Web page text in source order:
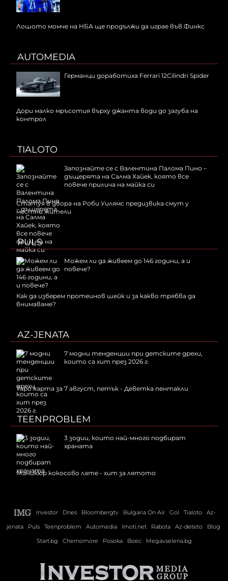
Лошото момче на НБА ще продължи да играе във Финкс
AUTOMEDIA
Германци доработиха Ferrari 12Cilindri Spider
Дори малко мръсотия върху джанта води до загуба на
контрол
TIALOTO
Запознайте се с Валентина Палома Пино –
дъщерята на Салма Хайек, която все
повече прилича на майка си
Статуя в двора на Роби Уилямс предизвика смут у
местни жители
PULS
Можем ли да живеем до 146 години, а и
повече?
Как да изберем протеинов шейк и за какво трябва да
внимаваме?
AZ-JENATA
7 модни тенденции при детските дрехи,
които са хит през 2026 г.
Таро карта за 7 август, петък - Деветка пентакли
TEENPROBLEM
3 зодии, които най-много подбират
храната
Маникюр кокосово лате - хит за лятото
Investor Dnes Bloombergtv Bulgaria On Air Gol Tialoto
Az-
jenata
Puls Teenproblem Automedia Imoti.net Rabota Az-deteto
Blog
Start.bg
Chernomore Posoka Boec Megavselena.bg